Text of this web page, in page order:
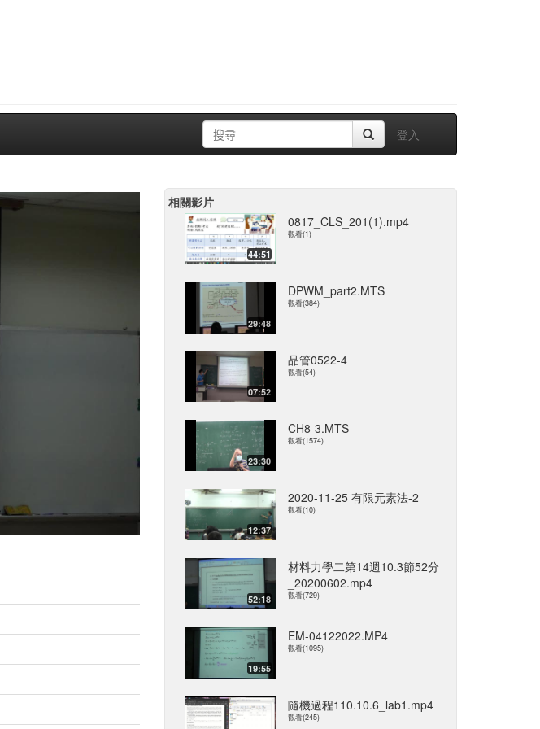
登入
相關影片
44:51
0817_CLS_201(1).mp4
觀看(1)
29:48
DPWM_part2.MTS
觀看(384)
07:52
品管0522-4
觀看(54)
23:30
CH8-3.MTS
觀看(1574)
12:37
2020-11-25 有限元素法-2
觀看(10)
52:18
材料力學二第14週10.3節52分
_20200602.mp4
觀看(729)
19:55
EM-04122022.MP4
觀看(1095)
隨機過程110.10.6_lab1.mp4
觀看(245)